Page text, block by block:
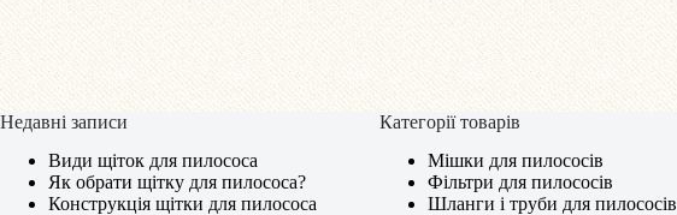
Недавні записи
Види щіток для пилососа
Як обрати щітку для пилососа?
Конструкція щітки для пилососа
Категорії товарів
Мішки для пилососів
Фільтри для пилососів
Шланги і труби для пилососів